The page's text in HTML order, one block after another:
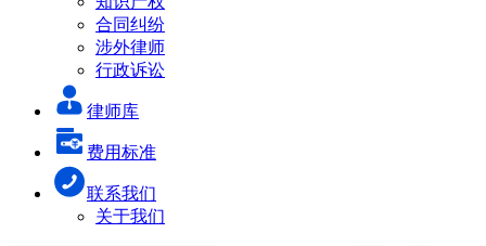
合同纠纷
涉外律师
行政诉讼
律师库
费用标准
联系我们
关于我们